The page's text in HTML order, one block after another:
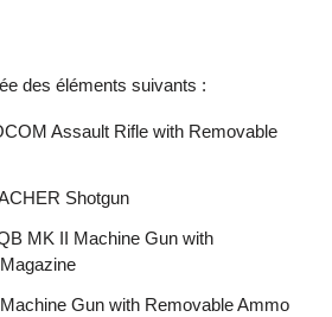
des éléments suivants :
Assault Rifle with Removable
Shotgun
MK II Machine Gun with
Gun with Removable Ammo